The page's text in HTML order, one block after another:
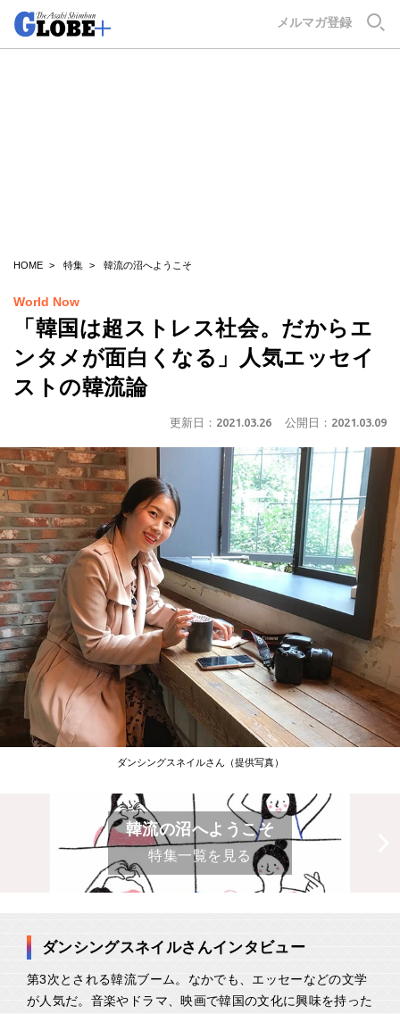
メルマガ登録
HOME 特集 韓流の沼へようこそ
World Now
「韓国は超ストレス社会。だからエ
ンタメが面白くなる」人気エッセイ
ストの韓流論
更新日： 2021.03.26 公開日： 2021.03.09
ダンシングスネイルさん（提供写真）
韓流の沼へようこそ
特集一覧を見る
ダンシングスネイルさんインタビュー
第3次とされる韓流ブーム。なかでも、エッセーなどの文学
が人気だ。音楽やドラマ、映画で韓国の文化に興味を持った